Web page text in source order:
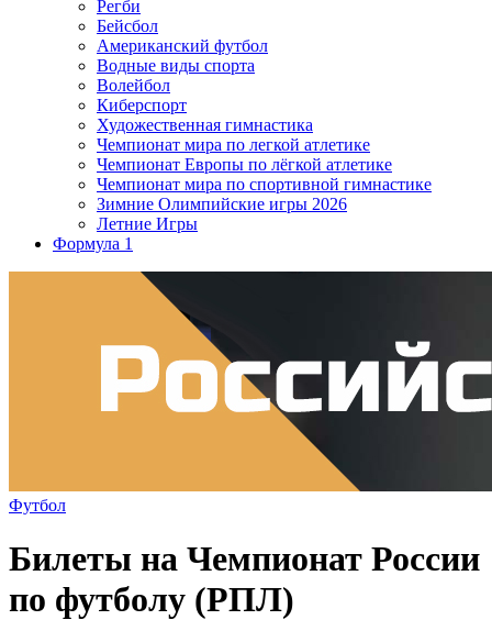
Регби
Бейсбол
Американский футбол
Водные виды спорта
Волейбол
Киберспорт
Художественная гимнастика
Чемпионат мира по легкой атлетике
Чемпионат Европы по лёгкой атлетике
Чемпионат мира по спортивной гимнастике
Зимние Олимпийские игры 2026
Летние Игры
Формула 1
Футбол
Билеты на Чемпионат России
по футболу (РПЛ)